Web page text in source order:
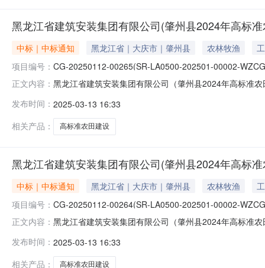
黑龙江省建筑安装集团有限公司(肇州县2024年高
中标｜中标通知 黑龙江省｜大庆市｜肇州县 农林牧渔
项目编号： CG-20250112-00265(SR-LA0500-202501-00002-
正文内容： 黑龙江省建筑安装集团有限公司（肇州县2024年高标准
001）三、采购方式：竞价采购四、采购需求：设备采购
发布时间： 2025-03-13 16:33
相关产品：
高标准农田建设
黑龙江省建筑安装集团有限公司(肇州县2024年高
中标｜中标通知 黑龙江省｜大庆市｜肇州县 农林牧渔
项目编号： CG-20250112-00264(SR-LA0500-202501-00002-
正文内容： 黑龙江省建筑安装集团有限公司（肇州县2024年高标准
WZCG-003）三、采购方式：竞价采购四、采购需求：
发布时间： 2025-03-13 16:33
相关产品：
高标准农田建设